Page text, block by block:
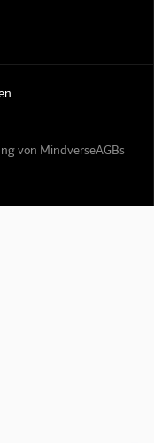
von MindverseAGBs